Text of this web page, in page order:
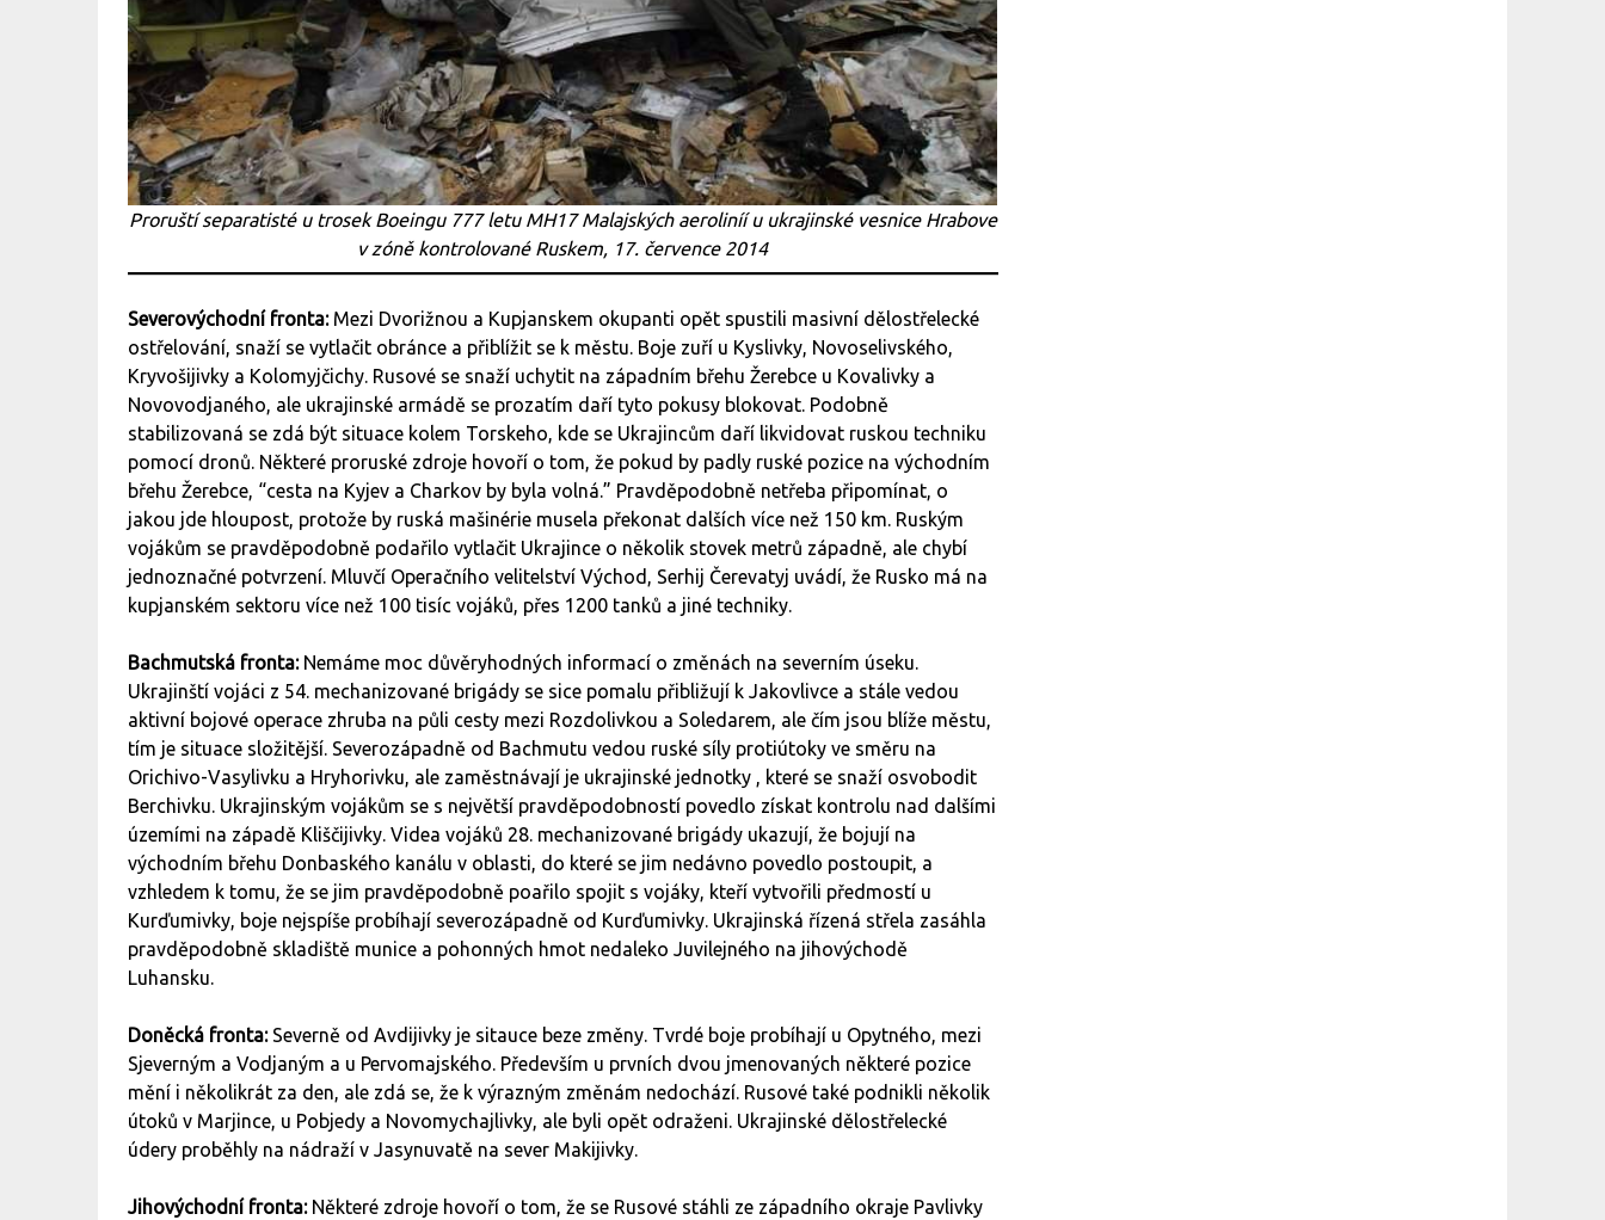
Proruští separatisté u trosek Boeingu 777 letu MH17 Malajských aeroliníí u ukrajinské vesnice Hrabove
v zóně kontrolované Ruskem, 17. července 2014
Severovýchodní fronta: Mezi Dvorižnou a Kupjanskem okupanti opět spustili masivní dělostřelecké
ostřelování, snaží se vytlačit obránce a přiblížit se k městu. Boje zuří u Kyslivky, Novoselivského,
Kryvošijivky a Kolomyjčichy. Rusové se snaží uchytit na západním břehu Žerebce u Kovalivky a
Novovodjaného, ale ukrajinské armádě se prozatím daří tyto pokusy blokovat. Podobně
stabilizovaná se zdá být situace kolem Torskeho, kde se Ukrajincům daří likvidovat ruskou techniku
pomocí dronů. Některé proruské zdroje hovoří o tom, že pokud by padly ruské pozice na východním
břehu Žerebce, “cesta na Kyjev a Charkov by byla volná.” Pravděpodobně netřeba připomínat, o
jakou jde hloupost, protože by ruská mašinérie musela překonat dalších více než 150 km. Ruským
vojákům se pravděpodobně podařilo vytlačit Ukrajince o několik stovek metrů západně, ale chybí
jednoznačné potvrzení. Mluvčí Operačního velitelství Východ, Serhij Čerevatyj uvádí, že Rusko má na
kupjanském sektoru více než 100 tisíc vojáků, přes 1200 tanků a jiné techniky.
Bachmutská fronta: Nemáme moc důvěryhodných informací o změnách na severním úseku.
Ukrajinští vojáci z 54. mechanizované brigády se sice pomalu přibližují k Jakovlivce a stále vedou
aktivní bojové operace zhruba na půli cesty mezi Rozdolivkou a Soledarem, ale čím jsou blíže městu,
tím je situace složitější. Severozápadně od Bachmutu vedou ruské síly protiútoky ve směru na
Orichivo-Vasylivku a Hryhorivku, ale zaměstnávají je ukrajinské jednotky , které se snaží osvobodit
Berchivku. Ukrajinským vojákům se s největší pravděpodobností povedlo získat kontrolu nad dalšími
územími na západě Kliščijivky. Videa vojáků 28. mechanizované brigády ukazují, že bojují na
východním břehu Donbaského kanálu v oblasti, do které se jim nedávno povedlo postoupit, a
vzhledem k tomu, že se jim pravděpodobně poařilo spojit s vojáky, kteří vytvořili předmostí u
Kurďumivky, boje nejspíše probíhají severozápadně od Kurďumivky. Ukrajinská řízená střela zasáhla
pravděpodobně skladiště munice a pohonných hmot nedaleko Juvilejného na jihovýchodě
Luhansku.
Doněcká fronta: Severně od Avdijivky je sitauce beze změny. Tvrdé boje probíhají u Opytného, mezi
Sjeverným a Vodjaným a u Pervomajského. Především u prvních dvou jmenovaných některé pozice
mění i několikrát za den, ale zdá se, že k výrazným změnám nedochází. Rusové také podnikli několik
útoků v Marjince, u Pobjedy a Novomychajlivky, ale byli opět odraženi. Ukrajinské dělostřelecké
údery proběhly na nádraží v Jasynuvatě na sever Makijivky.
Jihovýchodní fronta: Některé zdroje hovoří o tom, že se Rusové stáhli ze západního okraje Pavlivky